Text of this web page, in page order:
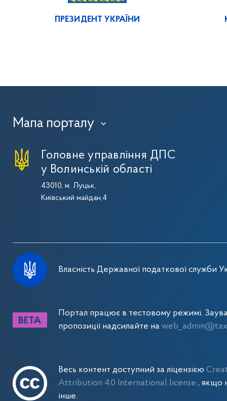
ПРЕЗИДЕНТ УКРАЇНИ
Мапа порталу ›
Головне управління ДПС
у Волинській області
43010, м. Луцьк,
Київський майдан,4
Власність Державної податкової служби
Портал працює в тестовому режимі.
пропозиції надсилайте на
Весь контент доступний за ліцензією
Attribution 4.0 International license , якщо
інше.